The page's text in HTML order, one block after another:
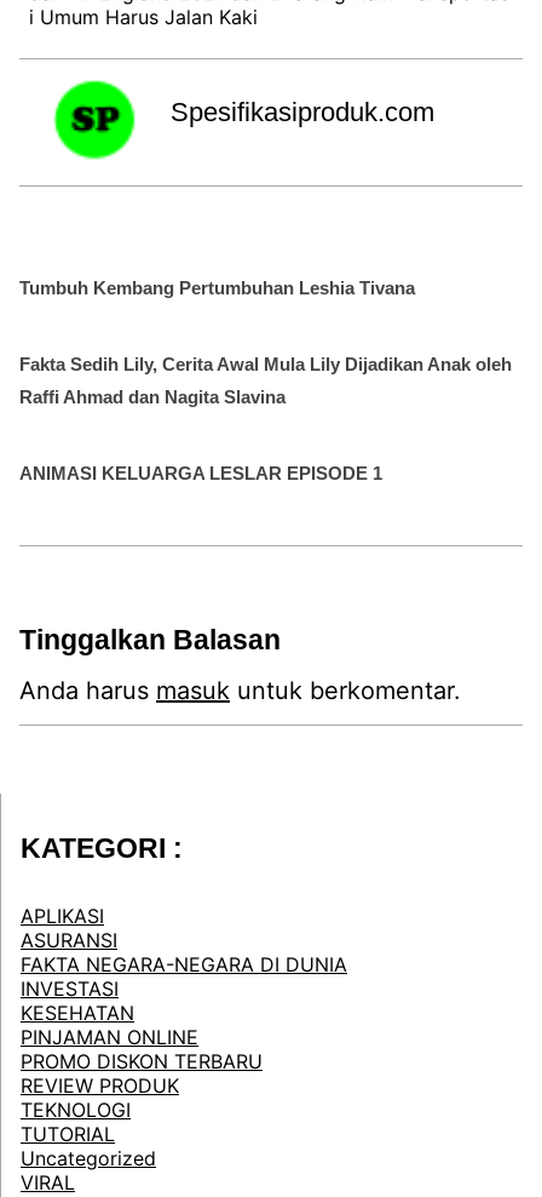
i Umum Harus Jalan Kaki
Spesifikasiproduk.com
Tumbuh Kembang Pertumbuhan Leshia Tivana
Fakta Sedih Lily, Cerita Awal Mula Lily Dijadikan Anak oleh
Raffi Ahmad dan Nagita Slavina
ANIMASI KELUARGA LESLAR EPISODE 1
Tinggalkan Balasan
Anda harus masuk untuk berkomentar.
KATEGORI :
APLIKASI
ASURANSI
FAKTA NEGARA-NEGARA DI DUNIA
INVESTASI
KESEHATAN
PINJAMAN ONLINE
PROMO DISKON TERBARU
REVIEW PRODUK
TEKNOLOGI
TUTORIAL
Uncategorized
VIRAL